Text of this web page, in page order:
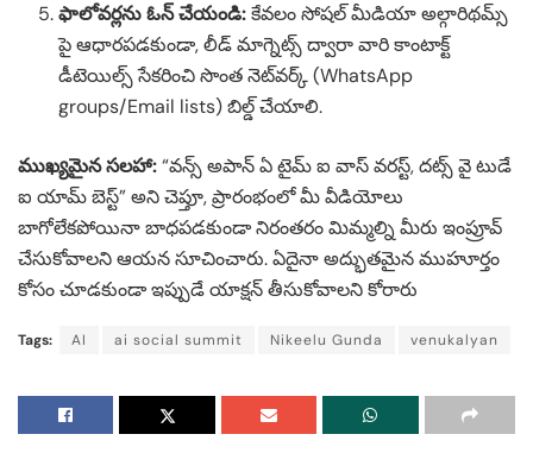
ఫాలోవర్లను ఓన్ చేయండి:కేవలం సోషల్ మీడియా అల్గారిథమ్స్
పై ఆధారపడకుండా, లీడ్ మాగ్నెట్స్ ద్వారా వారి కాంటాక్ట్
డీటెయిల్స్ సేకరించి సొంత నెట్‌వర్క్ (WhatsApp
groups/Email lists) బిల్డ్ చేయాలి.
ముఖ్యమైన సలహా:“వన్స్ అపాన్ ఏ టైమ్ ఐ వాస్ వరస్ట్, దట్స్ వై టుడే
ఐ యామ్ బెస్ట్” అని చెప్తూ, ప్రారంభంలో మీ వీడియోలు
బాగోలేకపోయినా బాధపడకుండా నిరంతరం మిమ్మల్ని మీరు ఇంప్రూవ్
చేసుకోవాలని ఆయన సూచించారు. ఏదైనా అద్భుతమైన ముహూర్తం
కోసం చూడకుండా ఇప్పుడే యాక్షన్ తీసుకోవాలని కోరారు
Tags: AI ai social summit Nikeelu Gunda venukalyan